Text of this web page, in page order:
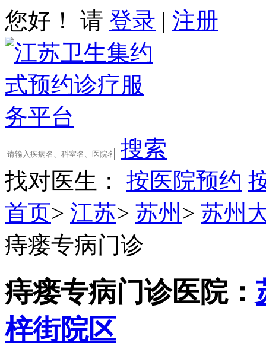
您好！ 请 登录 | 注册
搜索
找对医生：
按医院预约
首页> 江苏> 苏州 > 苏州
痔瘘专病门诊
痔瘘专病门诊医院：
梓街院区